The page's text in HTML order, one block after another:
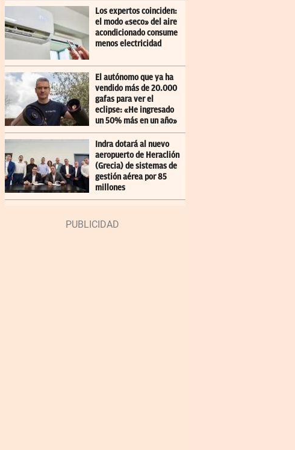
Los expertos coinciden:
el modo «seco» del aire
acondicionado consume
menos electricidad
El autónomo que ya ha
vendido más de 20.000
gafas para ver el
eclipse: «He ingresado
un 50% más en un año»
Indra dotará al nuevo
aeropuerto de Heraclión
(Grecia) de sistemas de
gestión aérea por 85
millones